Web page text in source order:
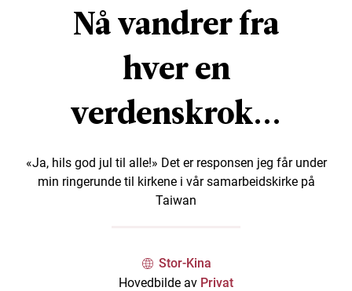
Nå vandrer fra
hver en
verdenskrok...
«Ja, hils god jul til alle!» Det er responsen jeg får under
min ringerunde til kirkene i vår samarbeidskirke på
Taiwan
Stor-Kina
Hovedbilde av Privat